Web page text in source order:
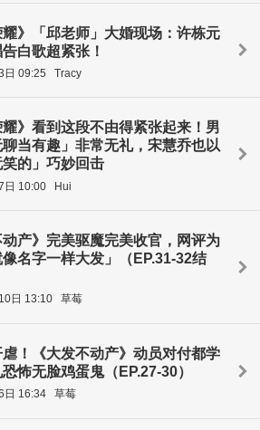
耀》「邱老师」大婚现场：许栋元
白歌超紧张！
日 09:25 Tracy
耀》看到这段不由得紧张起来！男
聊当有趣」非常无礼，宋慧乔也以
笑的」巧妙回击
日 10:00 Hui
动产》完美驱魔完美收官，网评为
名字一样大发」（EP.31-32结
日 13:10 草莓
！《大发不动产》动员对付都学
怖无脸鸡蛋鬼（EP.27-30）
日 16:34 草莓